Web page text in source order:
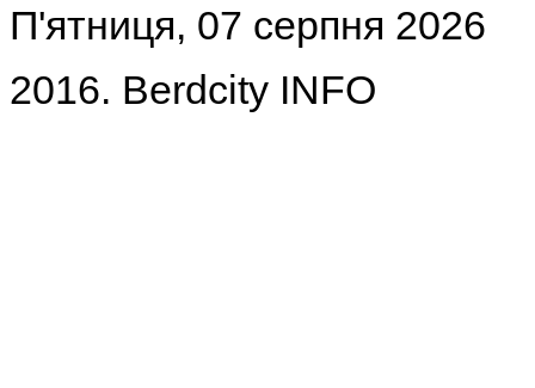
П'ятниця, 07 серпня 2026
2016. Berdcity INFO